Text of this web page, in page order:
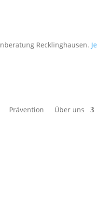
Recklinghausen.
Prävention Über uns